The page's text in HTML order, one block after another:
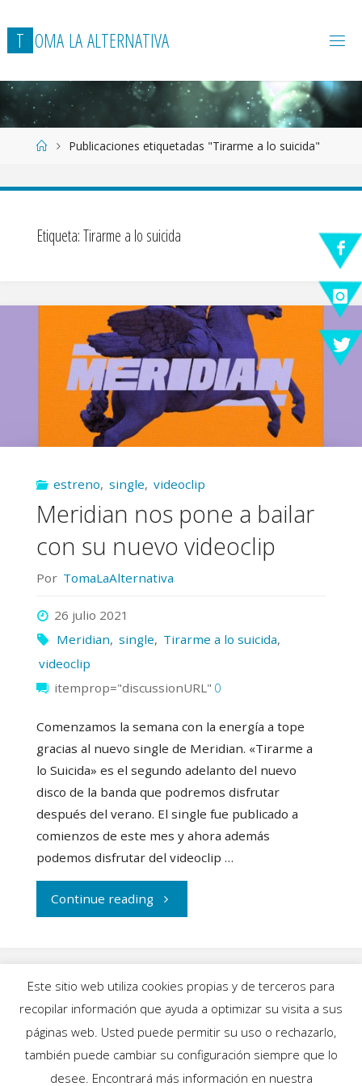
T OMA LAALTERNATIVA
Página
Inicio
Publicaciones etiquetadas "Tirarme a lo suicida"
Etiqueta:Tirarme a lo suicida
estreno, single, videoclip
Meridian nos pone a bailar
con su nuevo videoclip
Por TomaLaAlternativa
26 julio 2021
Meridian, single, Tirarme a lo suicida,
videoclip
itemprop="discussionURL" 0
Comenzamos la semana con la energía a tope
gracias al nuevo single de Meridian. «Tirarme a
lo Suicida» es el segundo adelanto del nuevo
disco de la banda que podremos disfrutar
después del verano. El single fue publicado a
comienzos de este mes y ahora además
podemos disfrutar del videoclip …
Continue reading"Meridian
a
bailar
con
Este sitio web utiliza cookies propias y de terceros para
recopilar información que ayuda a optimizar su visita a sus
páginas web. Usted puede permitir su uso o rechazarlo,
también puede cambiar su configuración siempre que lo
desee. Encontrará más información en nuestra